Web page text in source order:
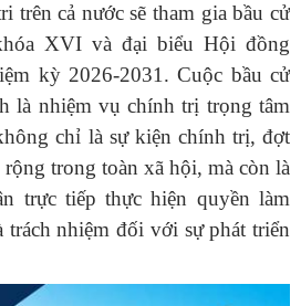
trên cả nước sẽ tham gia bầu cử
XVI và đại biểu Hội đồng
kỳ 2026-2031. Cuộc bầu cử
là nhiệm vụ chính trị trọng tâm
chỉ là sự kiện chính trị, đợt
rộng trong toàn xã hội, mà còn là
trực tiếp thực hiện quyền làm
nhiệm đối với sự phát triển